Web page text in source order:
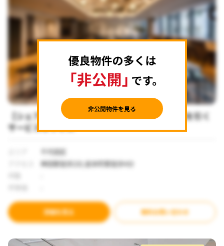
【シェアオフィス 神田駅】木調のデザインが目を引く
サービスオフィス
千代田区
神田駅徒歩2分,岩本町駅徒歩4分
詳細を見る 無料お問い合わせ